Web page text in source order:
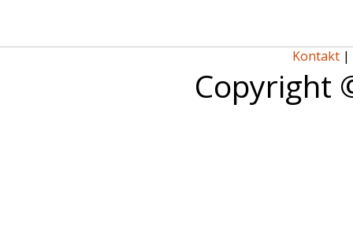
Kontakt |
Copyright